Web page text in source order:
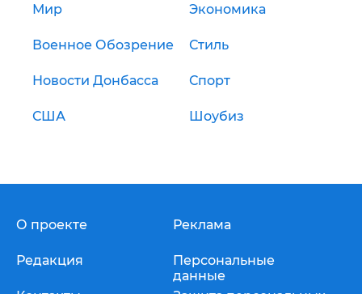
Мир Экономика
Военное Обозрение Стиль
Новости Донбасса Спорт
США Шоубиз
О проекте
Редакция
Реклама
Персональные
данные